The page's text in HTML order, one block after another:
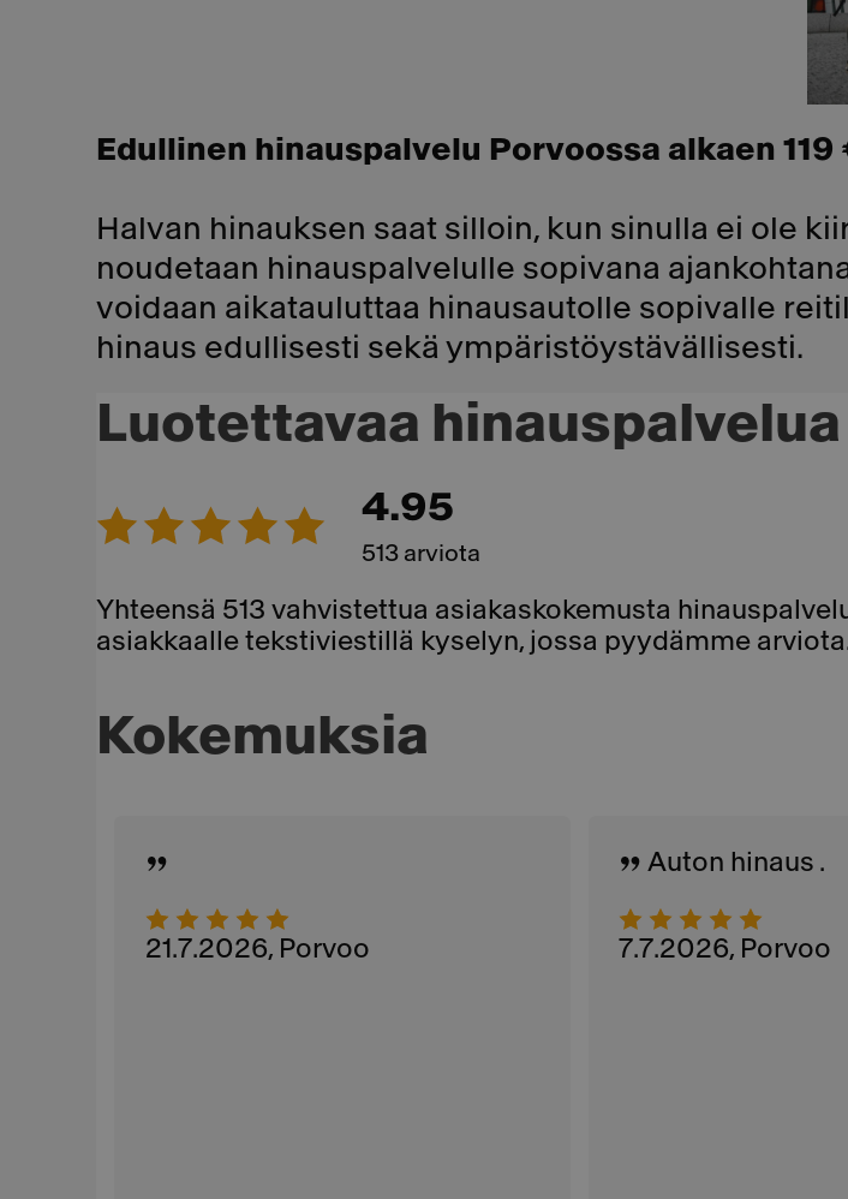
Edullinen hinauspalvelu Porvoossa alkaen 119
Halvan hinauksen saat silloin, kun sinulla ei ole
noudetaan hinauspalvelulle sopivana
voidaan aikatauluttaa hinausautolle sopivalle
hinaus edullisesti sekä ympäristöystävällisesti.